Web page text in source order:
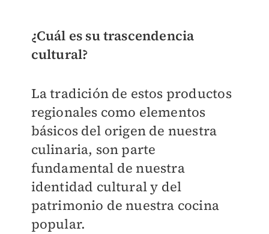
¿Cuál es su trascendencia
cultural?
La tradición de estos productos
regionales como elementos
básicos del origen de nuestra
culinaria, son parte
fundamental de nuestra
identidad cultural y del
patrimonio de nuestra cocina
popular.